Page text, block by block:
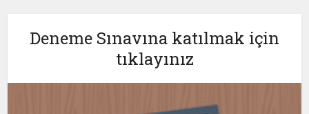
Deneme Sınavına katılmak için
tıklayınız